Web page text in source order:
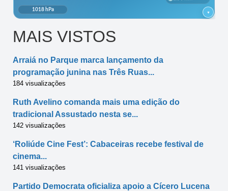
MAIS VISTOS
Arraiá no Parque marca lançamento da
programação junina nas Três Ruas...
184 visualizações
Ruth Avelino comanda mais uma edição do
tradicional Assustado nesta se...
142 visualizações
‘Roliúde Cine Fest’: Cabaceiras recebe festival de
cinema...
141 visualizações
Partido Democrata oficializa apoio a Cícero Lucena